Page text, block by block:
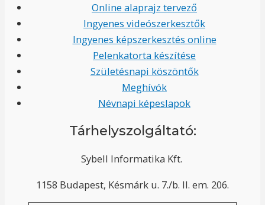
Online alaprajz tervező
Ingyenes videószerkesztők
Ingyenes képszerkesztés online
Pelenkatorta készítése
Születésnapi köszöntők
Meghívók
Névnapi képeslapok
Tárhelyszolgáltató:
Sybell Informatika Kft.
1158 Budapest, Késmárk u. 7./b. II. em. 206.